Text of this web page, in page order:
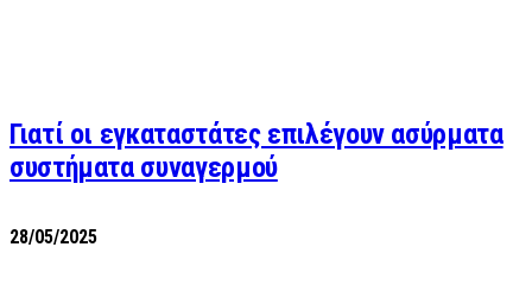
Γιατί οι εγκαταστάτες επιλέγουν ασύρματα
συστήματα συναγερμού
28/05/2025